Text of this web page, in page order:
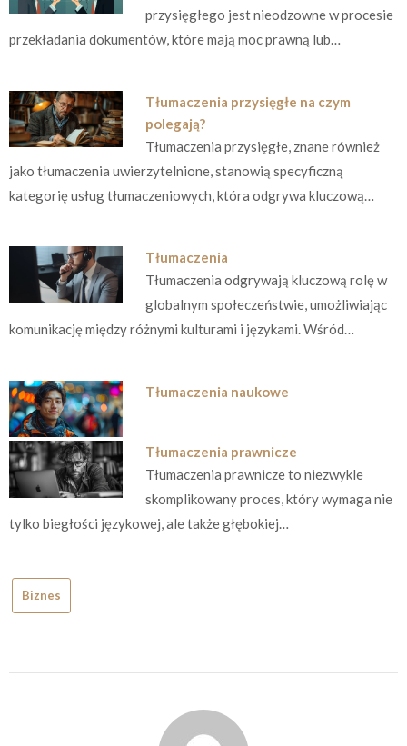
przysięgłego jest nieodzowne w procesie
przekładania dokumentów, które mają moc prawną lub…
Tłumaczenia przysięgłe na czym
polegają?
Tłumaczenia przysięgłe, znane również
jako tłumaczenia uwierzytelnione, stanowią specyficzną
kategorię usług tłumaczeniowych, która odgrywa kluczową…
Tłumaczenia
Tłumaczenia odgrywają kluczową rolę w
globalnym społeczeństwie, umożliwiając
komunikację między różnymi kulturami i językami. Wśród…
Tłumaczenia naukowe
Tłumaczenia prawnicze
Tłumaczenia prawnicze to niezwykle
skomplikowany proces, który wymaga nie
tylko biegłości językowej, ale także głębokiej…
Biznes